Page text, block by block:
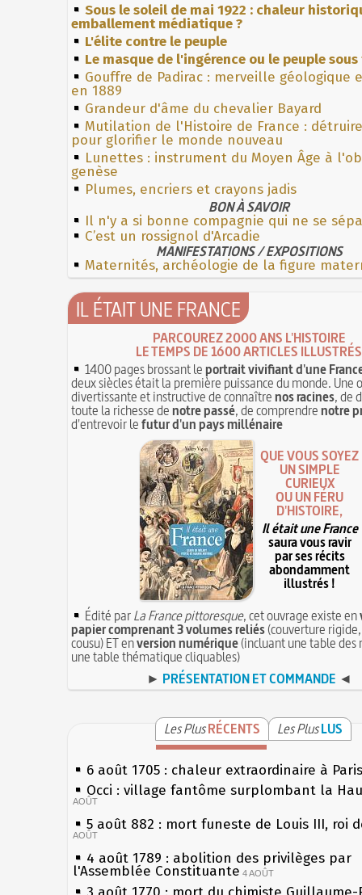
Sous le soleil de mai 1922 : chaleur
emballement médiatique ?
L'élite contre le peuple
Le masque de l'ingérence ou le peuple
Gouffre de Padirac : merveille géologique
en 1889
Grandeur d'âme du chevalier Bayard
Mutilation de l'Histoire de France :
pour glorifier le monde nouveau
Lunettes : instrument du Moyen Âge à
genèse
Plumes, encriers et crayons jadis
BON À SAVOIR
Il n'y a si bonne compagnie qui ne se
C’est un rossignol d'Arcadie
MANIFESTATIONS / EXPOSITIONS
Maternités, archéologie de la figure
IL ÉTAIT UNE FRANCE
PARCOUREZ 2000 ANS L'HISTOIRE
LE TEMPS DE 1600 ARTICLES ILLUSTRÉS
1400 pages brossant leportrait vivifiant d'une
deux siècles était la première puissance du monde. Une
divertissante et instructive de connaîtrenos racines, de
toute la richesse denotre passé, de comprendrenotre
d'entrevoir lefutur d'un pays millénaire
QUE VOUS SOYEZ
UN SIMPLE
CURIEUX
OU UN FÉRU
D'HISTOIRE,
Il était une France
saura vous ravir
par ses récits
abondamment
illustrés !
Édité parLa France pittoresque, cet ouvrage existe en
papier comprenant 3 volumes reliés(couverture
cousu) ET enversion numérique(incluant une table des
une table thématique cliquables)
► PRÉSENTATION ET COMMANDE ◄
Les PlusRÉCENTS Les PlusLUS
6 août 1705 : chaleur extraordinaire à Paris
Occi : village fantôme surplombant la
AOÛT
5 août 882 : mort funeste de Louis III, roi
AOÛT
4 août 1789 : abolition des privilèges par
l'Assemblée Constituante 4 AOÛT